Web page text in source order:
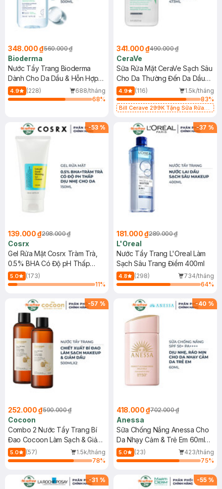
348.000 ₫560.000 ₫
Bioderma
Nước Tẩy Trang Bioderma
Dành Cho Da Dầu & Hỗn Hợp
500ml
4.9 (228)
688/tháng
68%
341.000 ₫490.000 ₫
CeraVe
Sữa Rửa Mặt CeraVe Sạch Sâu
Cho Da Thường Đến Da Dầu
473ml
4.9 (116)
1.5k/tháng
83%
Bill Cerave 299K Tặng Sữa Rửa
-53 %
139.000 ₫298.000 ₫
Cosrx
Gel Rửa Mặt Cosrx Tràm Trà,
0.5% BHA Có Độ pH Thấp
150ml
5.0
(173)
11%
-37 %
181.000 ₫289.000 ₫
L'Oreal
Nước Tẩy Trang L'Oreal Làm
Sạch Sâu Trang Điểm 400ml
4.8 (298)
734/tháng
64%
-57 %
252.000 ₫590.000 ₫
Cocoon
Combo 2 Nước Tẩy Trang Bí
Đao Cocoon Làm Sạch & Giảm
Dầu 500ml
5.0 (57)
1.5k/tháng
78%
-40 %
418.000 ₫702.000 ₫
Anessa
Sữa Chống Nắng Anessa Cho
Da Nhạy Cảm & Trẻ Em 60ml
(Mới)
5.0 (23)
423/tháng
75%
-31 % -55 %